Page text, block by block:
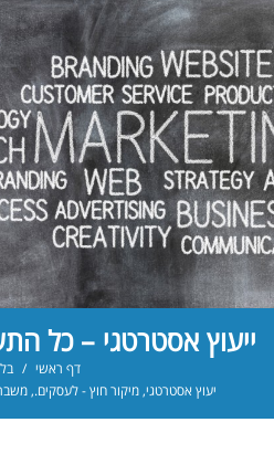
ייעוץ אסטרטגי – כל
דף ראשי /
יעוץ אסטרטגי,מיקור חוץ - לעסקים.,